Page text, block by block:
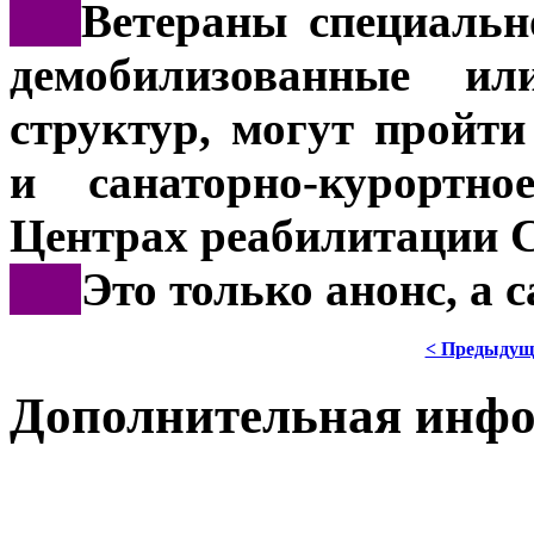
Ветераны
демобилизованные
структур, могут
и санаторно-
Центрах реабилитации
Это только анонс, а
<
Дополнительная